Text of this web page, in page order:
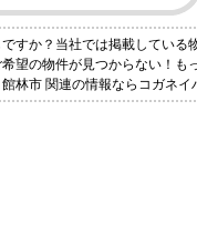
すか？当社では掲載している
望の物件が見つからない！
林市 関連の情報ならコガネ